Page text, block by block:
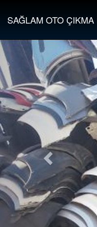
SAĞLAM OTO ÇIKMA